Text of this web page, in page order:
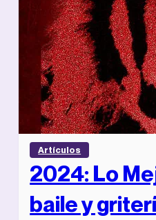
Artículos
2024: Lo
baile y